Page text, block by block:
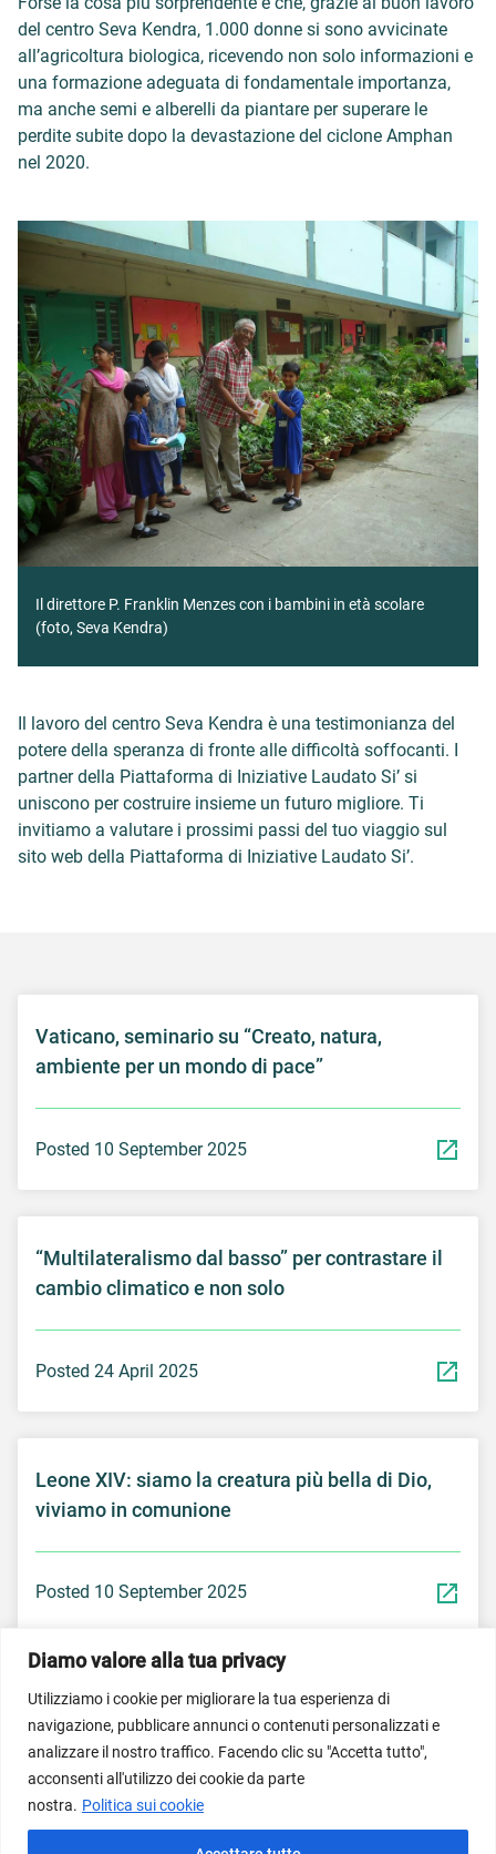
Diamo valore alla tua privacy
Utilizziamo i cookie per migliorare la tua esperienza di
navigazione, pubblicare annunci o contenuti personalizzati e
analizzare il nostro traffico. Facendo clic su "Accetta tutto",
acconsenti all'utilizzo dei cookie da parte
nostra. Politica sui cookie
del centro Seva Kendra, 1.000 donne si sono avvicinate
all’agricoltura biologica, ricevendo non solo informazioni e
una formazione adeguata di fondamentale importanza,
ma anche semi e alberelli da piantare per superare le
perdite subite dopo la devastazione del ciclone Amphan
nel 2020.
Il direttore P. Franklin Menzes con i bambini in età scolare
(foto, Seva Kendra)
Il lavoro del centro Seva Kendra è una testimonianza del
potere della speranza di fronte alle difficoltà soffocanti. I
partner della Piattaforma di Iniziative Laudato Si’ si
uniscono per costruire insieme un futuro migliore. Ti
invitiamo a valutare i prossimi passi del tuo viaggio sul
sito web della Piattaforma di Iniziative Laudato Si’.
Vaticano, seminario su “Creato, natura,
ambiente per un mondo di pace”
Posted 10 September 2025
“Multilateralismo dal basso” per contrastare il
cambio climatico e non solo
Posted 24 April 2025
Leone XIV: siamo la creatura più bella di Dio,
viviamo in comunione
Posted 10 September 2025
© Dicastero per il Servizio per lo Sviluppo Umano
Integrale 2026; Imagem do banner inicial propriedade do
Vatican News/Vatican Media.